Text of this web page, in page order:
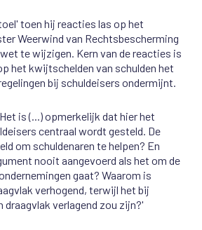
toen hij reacties las op het
Weerwind van Rechtsbescherming
te wijzigen. Kern van de reacties is
het kwijtschelden van schulden het
bij schuldeisers ondermijnt.
is (...) opmerkelijk dat hier het
centraal wordt gesteld. De
om schuldenaren te helpen? En
nooit aangevoerd als het om de
gaat? Waarom is
verhogend, terwijl het bij
verlagend zou zijn?'